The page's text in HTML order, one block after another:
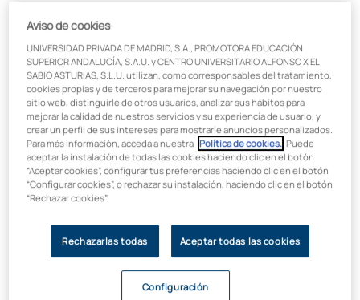
Grado superior de empresa y derecho en Madrid
Grado superior de educación en Madrid
oportunidades laborales en cualquier sector de actividad.
¿Apuestas por ello?
Si te estás planteandoestudiar Formación Profesional,
ante todo hay que conocer los requisitos que se han de
cumplirpara estudiar un ciclo formativo de grado
superior (CFGS), con el que conseguir untítulo de Técnico
Superior 100% oficial. ¡Te los contamos!
Requisitos de acceso a FP Grado
Superior en Madrid
Estos son los requisitos mínimos de acceso a
ciclos
Disponer del Título de Bachiller o de un certificado
Aviso de cookies
UNIVERSIDAD PRIVADA DE MADRID, S.A., PROMOTORA EDUCACIÓN
SUPERIOR ANDALUCÍA, S.A.U. y CENTRO UNIVERSITARIO ALFONSO X EL
SABIO ASTURIAS, S.L.U. utilizan, como corresponsables del tratamiento,
cookies propias y de terceros para mejorar su navegación por nuestro
sitio web, distinguirle de otros usuarios, analizar sus hábitos para
mejorar la calidad de nuestros servicios y su experiencia de usuario, y
crear un perfil de sus intereses para mostrarle anuncios personalizados.
Para más información, acceda a nuestra Política de cookies. . Puede
aceptar la instalación de todas las cookies haciendo clic en el botón
“Aceptar cookies”, configurar tus preferencias haciendo clic en el botón
“Configurar cookies”, o rechazar su instalación, haciendo clic en el botón
“Rechazar cookies”.
Rechazarlas todas Aceptar todas las cookies
Configuración